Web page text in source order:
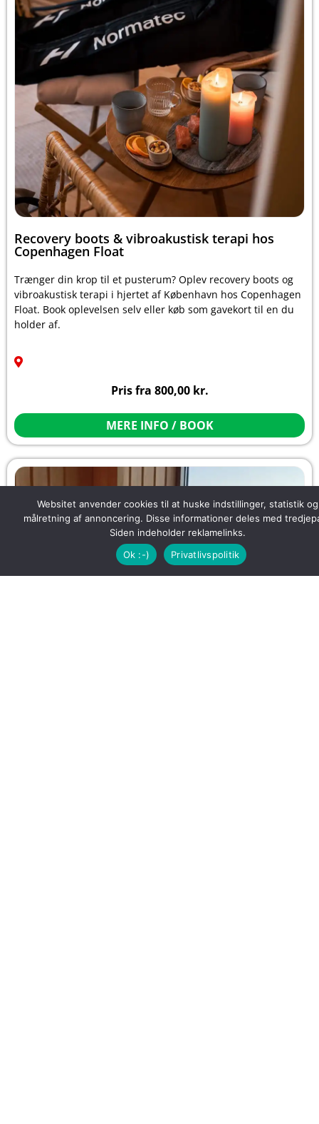
Recovery boots & vibroakustisk terapi hos
Copenhagen Float
Trænger din krop til et pusterum? Oplev recovery boots og
vibroakustisk terapi i hjertet af København hos Copenhagen
Float. Book oplevelsen selv eller køb som gavekort til en du
holder af.
Pris fra 800,00 kr.
MERE INFO / BOOK
Websitet anvender cookies til at huske indstillinger, statistik og
målretning af annoncering. Disse informationer deles med
Siden indeholder reklamelinks.
Ok :-)
Privatlivspolitik